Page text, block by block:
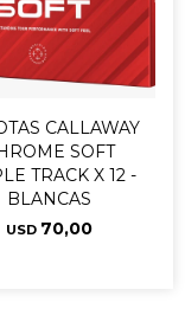
CALLAWAY
SOFT
TRACK X 12 -
BLANCAS
USD 70,00